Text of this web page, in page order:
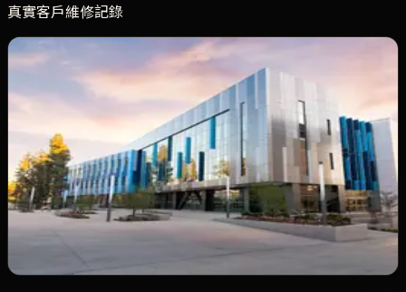
真實客戶維修記錄
維修前
維修後
iPad Pro 11 吋玻璃破裂，原廠級換修
iPad Pro 11 吋（M2）256GB WiFi ． 新埔 王先生
問題：車內被重物壓到，玻璃外層整片裂開但顯示正常
解法：全貼合螢幕總成更換，原廠級 ProMotion 規格